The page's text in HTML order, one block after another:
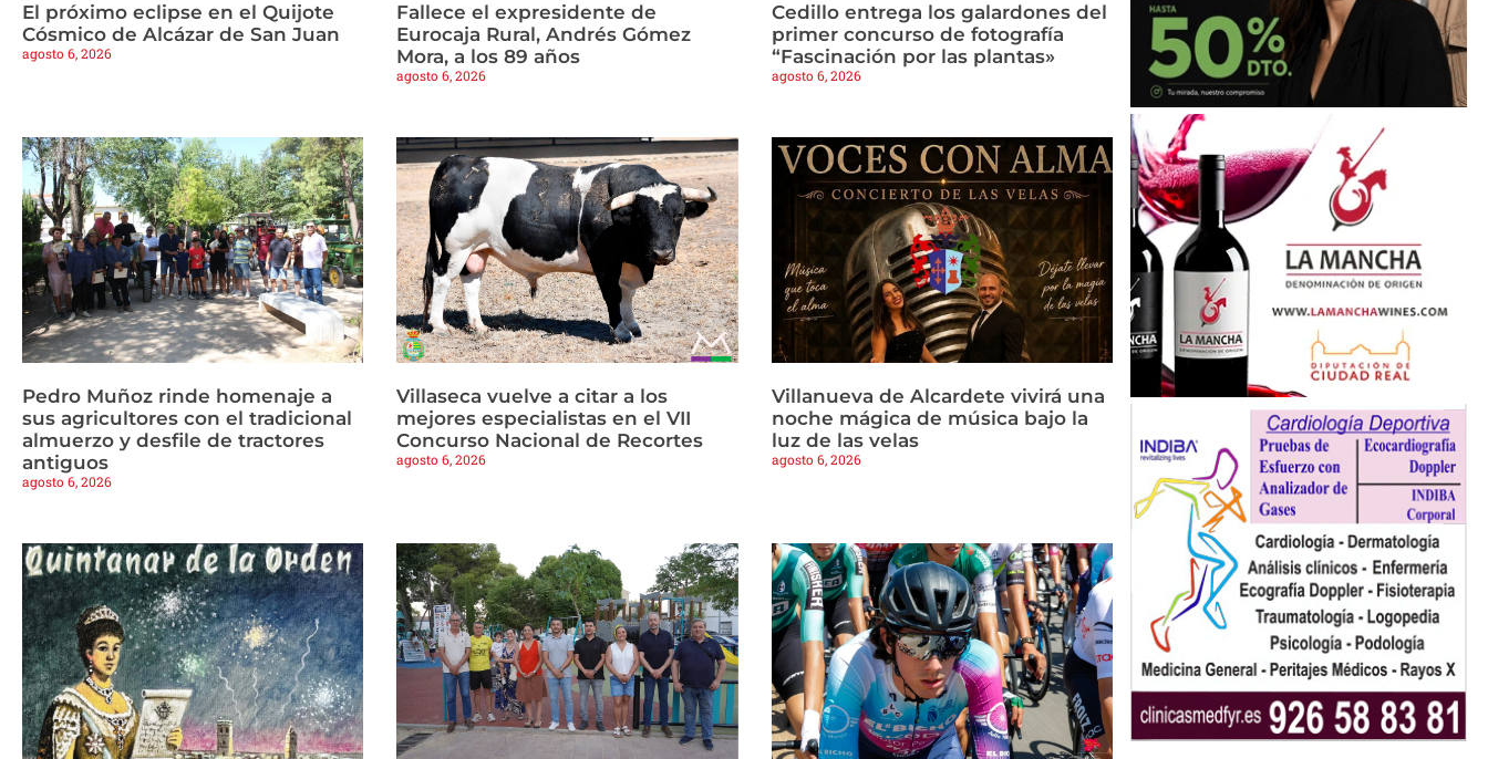
El próximo eclipse en el Quijote
Cósmico de Alcázar de San Juan
agosto 6, 2026
Fallece el expresidente de
Eurocaja Rural, Andrés Gómez
Mora, a los 89 años
agosto 6, 2026
Cedillo entrega los galardones del
primer concurso de fotografía
“Fascinación por las plantas»
agosto 6, 2026
Pedro Muñoz rinde homenaje a
sus agricultores con el tradicional
almuerzo y desfile de tractores
antiguos
agosto 6, 2026
Villaseca vuelve a citar a los
mejores especialistas en el VII
Concurso Nacional de Recortes
agosto 6, 2026
Villanueva de Alcardete vivirá una
noche mágica de música bajo la
luz de las velas
agosto 6, 2026